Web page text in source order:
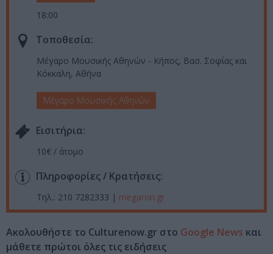
18:00
Τοποθεσία:
Μέγαρο Μουσικής Αθηνών - Κήπος, Βασ. Σοφίας και
Κόκκαλη, Αθήνα
Μέγαρο Μουσικής Αθηνών
Eισιτήρια:
10€ / άτομο
Πληροφορίες / Κρατήσεις:
Τηλ.: 210 7282333 | megaron.gr
Ακολουθήστε το Culturenow.gr στο Google News και
μάθετε πρώτοι όλες τις ειδήσεις